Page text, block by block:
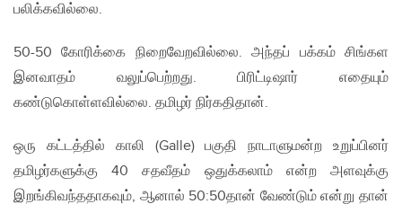
பலிக்கவில்லை.
50-50 கோரிக்கை நிறைவேறவில்லை. அந்தப் பக்கம் சிங்கள
இனவாதம் வலுப்பெற்றது. பிரிட்டிஷார் எதையும்
கண்டுகொள்ளவில்லை. தமிழர் நிர்கதிதான்.
ஒரு கட்டத்தில் காலி (Galle) பகுதி நாடாளுமன்ற உறுப்பினர்
தமிழர்களுக்கு 40 சதவீதம் ஒதுக்கலாம் என்ற அளவுக்கு
இறங்கிவந்ததாகவும், ஆனால் 50:50தான் வேண்டும் என்று தான்